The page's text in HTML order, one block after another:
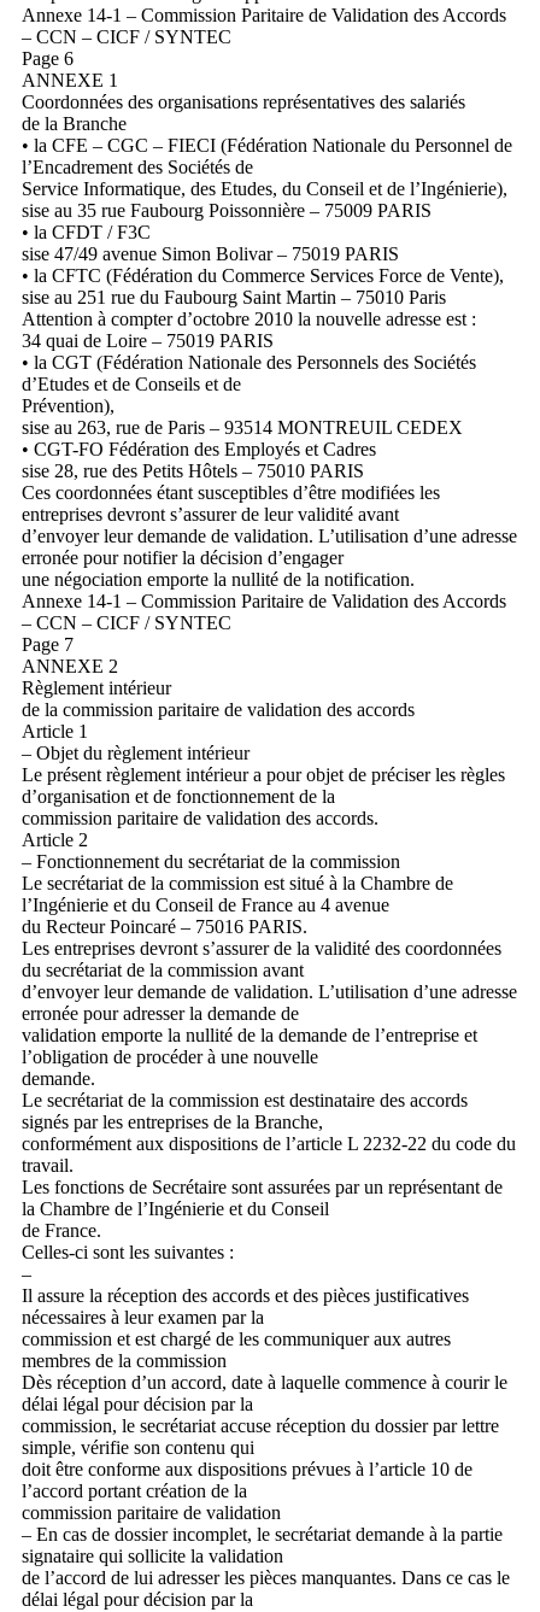
Annexe 14-1 – Commission Paritaire de Validation des Accords
– CCN – CICF / SYNTEC
Page 6
ANNEXE 1
Coordonnées des organisations représentatives des salariés
de la Branche
• la CFE – CGC – FIECI (Fédération Nationale du Personnel de
l’Encadrement des Sociétés de
Service Informatique, des Etudes, du Conseil et de l’Ingénierie),
sise au 35 rue Faubourg Poissonnière – 75009 PARIS
• la CFDT / F3C
sise 47/49 avenue Simon Bolivar – 75019 PARIS
• la CFTC (Fédération du Commerce Services Force de Vente),
sise au 251 rue du Faubourg Saint Martin – 75010 Paris
Attention à compter d’octobre 2010 la nouvelle adresse est :
34 quai de Loire – 75019 PARIS
• la CGT (Fédération Nationale des Personnels des Sociétés
d’Etudes et de Conseils et de
Prévention),
sise au 263, rue de Paris – 93514 MONTREUIL CEDEX
• CGT-FO Fédération des Employés et Cadres
sise 28, rue des Petits Hôtels – 75010 PARIS
Ces coordonnées étant susceptibles d’être modifiées les
entreprises devront s’assurer de leur validité avant
d’envoyer leur demande de validation. L’utilisation d’une adresse
erronée pour notifier la décision d’engager
une négociation emporte la nullité de la notification.
Annexe 14-1 – Commission Paritaire de Validation des Accords
– CCN – CICF / SYNTEC
Page 7
ANNEXE 2
Règlement intérieur
de la commission paritaire de validation des accords
Article 1
– Objet du règlement intérieur
Le présent règlement intérieur a pour objet de préciser les règles
d’organisation et de fonctionnement de la
commission paritaire de validation des accords.
Article 2
– Fonctionnement du secrétariat de la commission
Le secrétariat de la commission est situé à la Chambre de
l’Ingénierie et du Conseil de France au 4 avenue
du Recteur Poincaré – 75016 PARIS.
Les entreprises devront s’assurer de la validité des coordonnées
du secrétariat de la commission avant
d’envoyer leur demande de validation. L’utilisation d’une adresse
erronée pour adresser la demande de
validation emporte la nullité de la demande de l’entreprise et
l’obligation de procéder à une nouvelle
demande.
Le secrétariat de la commission est destinataire des accords
signés par les entreprises de la Branche,
conformément aux dispositions de l’article L 2232-22 du code du
travail.
Les fonctions de Secrétaire sont assurées par un représentant de
la Chambre de l’Ingénierie et du Conseil
de France.
Celles-ci sont les suivantes :
–
Il assure la réception des accords et des pièces justificatives
nécessaires à leur examen par la
commission et est chargé de les communiquer aux autres
membres de la commission
Dès réception d’un accord, date à laquelle commence à courir le
délai légal pour décision par la
commission, le secrétariat accuse réception du dossier par lettre
simple, vérifie son contenu qui
doit être conforme aux dispositions prévues à l’article 10 de
l’accord portant création de la
commission paritaire de validation
– En cas de dossier incomplet, le secrétariat demande à la partie
signataire qui sollicite la validation
de l’accord de lui adresser les pièces manquantes. Dans ce cas le
délai légal pour décision par la